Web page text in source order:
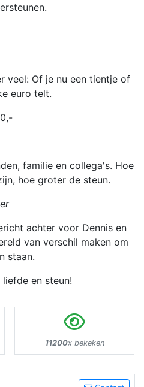
veel: Of je nu een tientje of
euro telt.
familie en collega's. Hoe
hoe groter de steun.
achter voor Dennis en
van verschil maken om
staan.
en steun!
11200x bekeken